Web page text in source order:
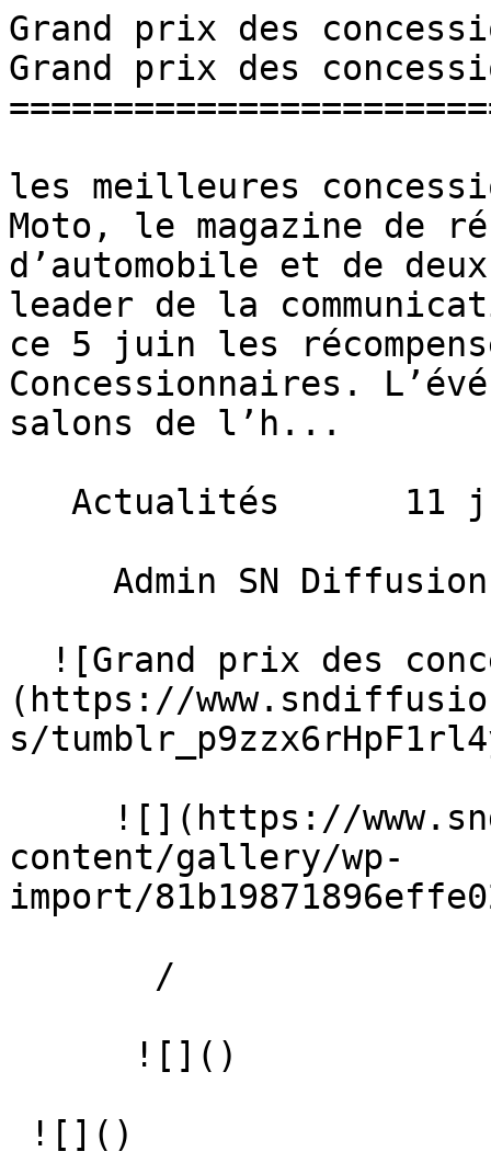
Grand prix des
Grand prix des
les meilleures
Moto, le magazine de
d’automobile et de
leader de la
ce 5 juin les
Concessionnaires.
salons de l’h...
(https://
s/
content/gallery/wp-
import/